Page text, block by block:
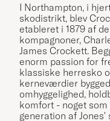
I Northampton, i
skodistrikt, blev
etableret i 1879 af
kompagnoner,
James Crockett.
enorm passion for
klassiske herresko
kerneværdier
omhyggelighed,
komfort - noget
generation af